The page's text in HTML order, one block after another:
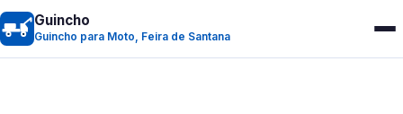
Guincho
Guincho para Moto, Feira de Santana